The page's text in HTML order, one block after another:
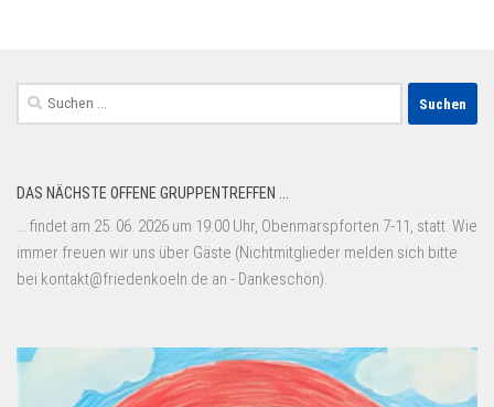
Suchen
nach:
DAS NÄCHSTE OFFENE GRUPPENTREFFEN ...
... findet am 25. 06. 2026 um 19:00 Uhr, Obenmarspforten 7-11, statt. Wie
immer freuen wir uns über Gäste (Nichtmitglieder melden sich bitte
bei kontakt@friedenkoeln.de an - Dankeschön).